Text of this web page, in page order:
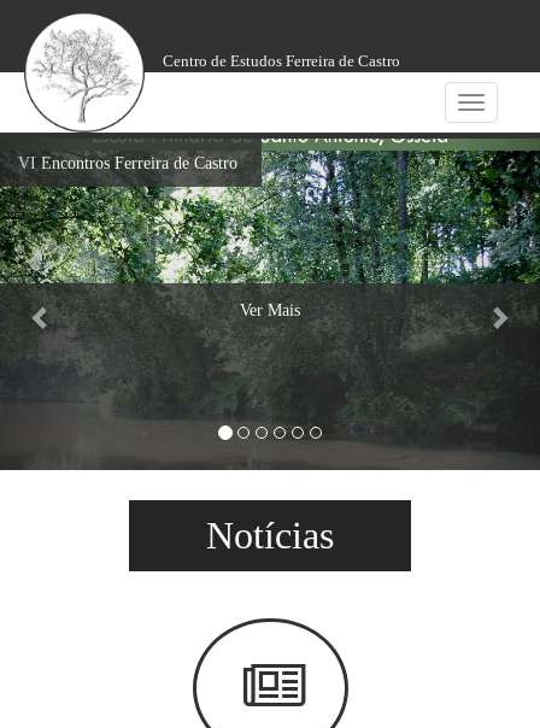
Centro de Estudos Ferreira de Castro
Toggle
navigation
VI Encontros Ferreira de Castro
Ver Mais
Notícias